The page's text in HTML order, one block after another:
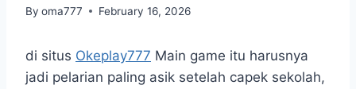
By oma777 February 16, 2026
di situs Okeplay777 Main game itu harusnya
jadi pelarian paling asik setelah capek sekolah,